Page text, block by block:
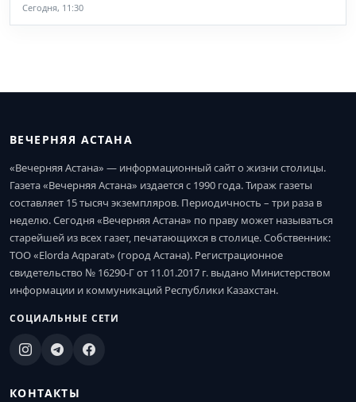
Сегодня, 11:30
ВЕЧЕРНЯЯ АСТАНА
«Вечерняя Астана» — информационный сайт о жизни столицы.
Газета «Вечерняя Астана» издается с 1990 года. Тираж газеты
составляет 15 тысяч экземпляров. Периодичность – три раза в
неделю. Сегодня «Вечерняя Астана» по праву может называться
старейшей из всех газет, печатающихся в столице. Собственник:
ТОО «Elorda Aqparat» (город Астана). Регистрационное
свидетельство № 16290-Г от 11.01.2017 г. выдано Министерством
информации и коммуникаций Республики Казахстан.
СОЦИАЛЬНЫЕ СЕТИ
КОНТАКТЫ